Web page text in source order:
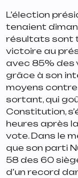
L’élection
tenaient
résultats sont
victoire au
avec 85% des
grâce à son
moyens contre
sortant, qui
Constitution,
heures après
vote. Dans le
que son parti
58 des 60
d’un record